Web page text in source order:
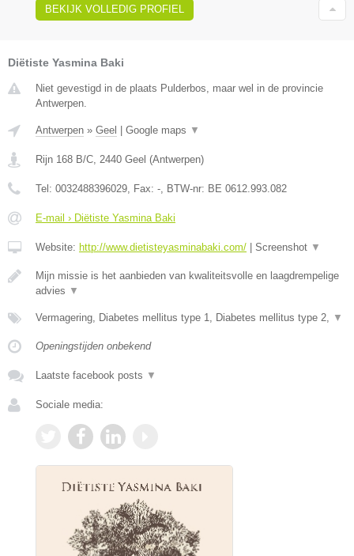
BEKIJK VOLLEDIG PROFIEL
Diëtiste Yasmina Baki
Niet gevestigd in de plaats Pulderbos, maar wel in de provincie
Antwerpen.
Antwerpen » Geel Google maps ▼
Rijn 168 B/C, 2440 Geel (Antwerpen)
Tel: 0032488396029, Fax: -, BTW-nr: BE 0612.993.082
E-mail › Diëtiste Yasmina Baki
Website: http://www.dietisteyasminabaki.com/ Screenshot ▼
Mijn missie is het aanbieden van kwaliteitsvolle en laagdrempelige
advies ▼
Vermagering, Diabetes mellitus type 1, Diabetes mellitus type 2, ▼
Openingstijden onbekend
Laatste facebook posts ▼
Sociale media: